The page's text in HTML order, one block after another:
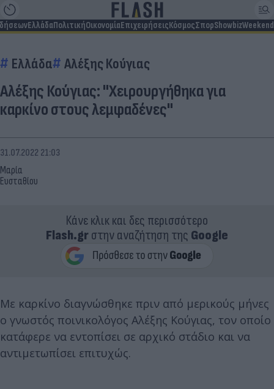
ΕλλάδαΠολιτικήΟικονομίαΕπιχειρήσειςΚόσμοςΣπορShowbizWeekend
Ελλάδα Αλέξης Κούγιας
Αλέξης Κούγιας: "Xειρουργήθηκα για
καρκίνο στους λεμφαδένες"
Μαρία
Ευσταθίου
31.07.2022 21:03
Κάνε κλικ και δες περισσότερο
Flash.grστην αναζήτηση της Google
Με καρκίνο διαγνώσθηκε πριν από μερικούς μήνες
ο γνωστός ποινικολόγος Αλέξης Κούγιας, τον οποίο
κατάφερε να εντοπίσει σε αρχικό στάδιο και να
αντιμετωπίσει επιτυχώς.